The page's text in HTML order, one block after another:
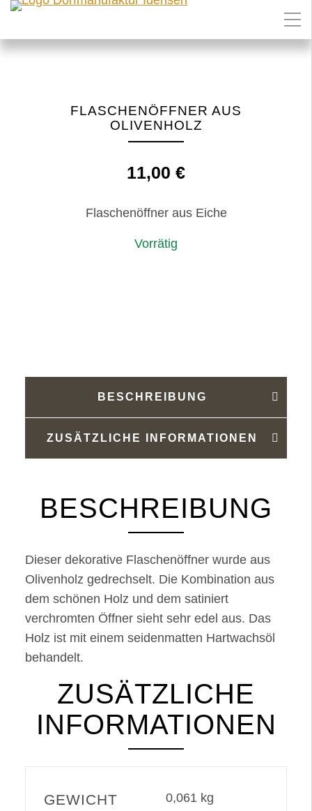
FLASCHENÖFFNER AUS
OLIVENHOLZ
11,00 €
Flaschenöffner aus Eiche
Vorrätig
BESCHREIBUNG
ZUSÄTZLICHE INFORMATIONEN
BESCHREIBUNG
Dieser dekorative Flaschenöffner wurde aus
Olivenholz gedrechselt. Die Kombination aus
dem schönen Holz und dem satiniert
verchromten Öffner sieht sehr edel aus. Das
Holz ist mit einem seidenmatten Hartwachsöl
behandelt.
ZUSÄTZLICHE
INFORMATIONEN
GEWICHT 0,061 kg